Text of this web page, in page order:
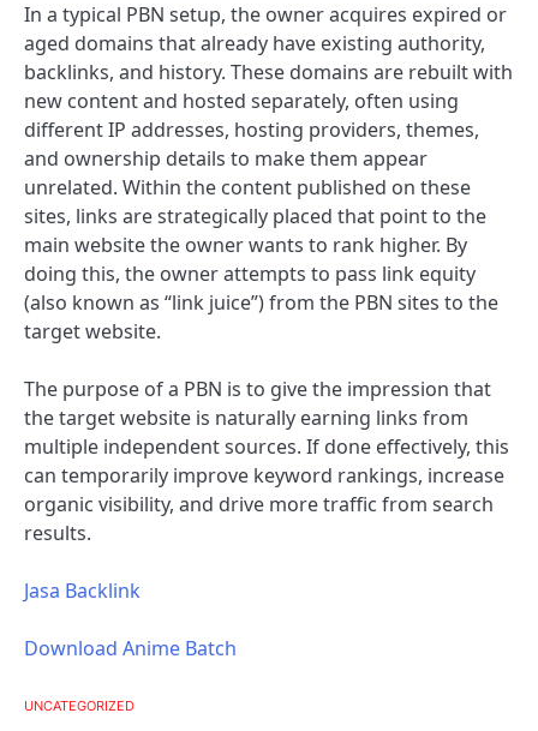
In a typical PBN setup, the owner acquires expired or
aged domains that already have existing authority,
backlinks, and history. These domains are rebuilt with
new content and hosted separately, often using
different IP addresses, hosting providers, themes,
and ownership details to make them appear
unrelated. Within the content published on these
sites, links are strategically placed that point to the
main website the owner wants to rank higher. By
doing this, the owner attempts to pass link equity
(also known as “link juice”) from the PBN sites to the
target website.
The purpose of a PBN is to give the impression that
the target website is naturally earning links from
multiple independent sources. If done effectively, this
can temporarily improve keyword rankings, increase
organic visibility, and drive more traffic from search
results.
Jasa Backlink
Download Anime Batch
UNCATEGORIZED